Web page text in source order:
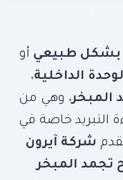
كول
وشحن فريون –
تكرار المشكلة
بشكل طبيعي أو
الداخلية،
المبخر، وهي من
التبريد خاصة في
شركة آيرون
تجمد المبخر